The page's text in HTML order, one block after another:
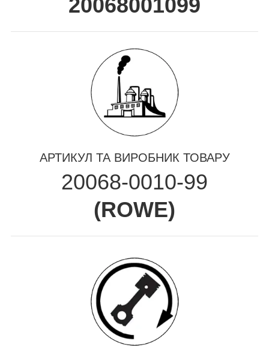
20068001099
АРТИКУЛ ТА ВИРОБНИК ТОВАРУ
20068-0010-99
(ROWE)